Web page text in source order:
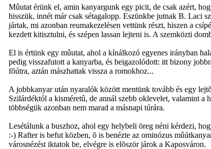
Mûutat érünk el, amin kanyargunk egy picit, de csak azért,
hisszük, innét már csak sétagalopp. Eszünkbe jutnak B. Laci
jártak, mi azonban reumakezelésen vettünk részt, hiszen a
kezdett kitisztulni, és szépen lassan lejteni is. A szemközti
El is értünk egy mûutat, ahol a kínálkozó egyenes irányban
pedig visszafutott a kanyarba, és beigazolódott: itt bizony
fõútra, aztán mászhattak vissza a romokhoz...
A jobbkanyar után nyaralók között mentünk tovább és egy
Szilárdéktól a kisméretû, de annál szebb oklevelet, valamint
többségük azonban nem marad a másnapi túrára.
Lesétálunk a buszhoz, ahol egy helybeli öreg néni kérdezi,
:-) Rafter is befut közben, õ is benézte az ominózus
városnézést iktatok be, elvégre is elõször járok a Kaposváron.